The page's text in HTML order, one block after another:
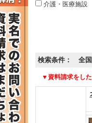
介護・医療施設
検索条件： 全国
▼資料請求をした